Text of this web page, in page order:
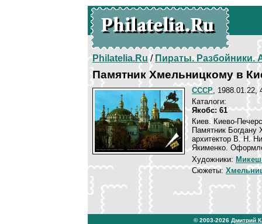
Philatelia.Ru/Пираты. Разбойники.
Памятник Хмельницкому в
СССР, 1988.01.22,
Каталоги:
Якобс: 61
Киев. Киево-
Памятник
архитектор В. Н.
Якименко.
Художники:
Сюжеты:
© 2003-2026 Дмитрий